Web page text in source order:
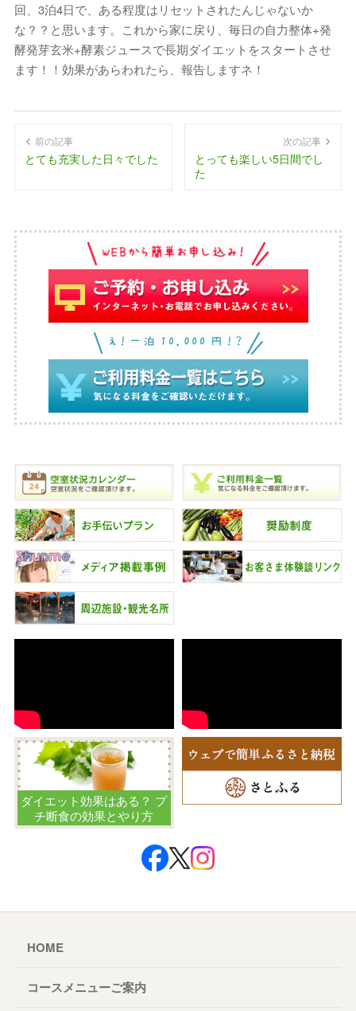
回、3泊4日で、ある程度はリセットされたんじゃないか
な？？と思います。これから家に戻り、毎日の自力整体+発
酵発芽玄米+酵素ジュースで長期ダイエットをスタートさせ
ます！！効果があらわれたら、報告しますネ！
前の記事
とても充実した日々でした
次の記事
とっても楽しい5日間でし
た
ダイエット効果はある？ プ
チ断食の効果とやり方
HOME
コースメニューご案内